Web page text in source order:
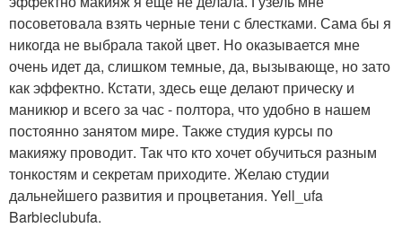
посоветовала взять черные тени с блестками. Сама бы я
никогда не выбрала такой цвет. Но оказывается мне
очень идет да, слишком темные, да, вызывающе, но зато
как эффектно. Кстати, здесь еще делают прическу и
маникюр и всего за час - полтора, что удобно в нашем
постоянно занятом мире. Также студия курсы по
макияжу проводит. Так что кто хочет обучиться разным
тонкостям и секретам приходите. Желаю студии
дальнейшего развития и процветания. Yell_ufa
Barbieclubufa.